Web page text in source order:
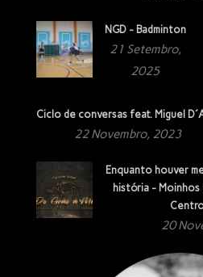
NGD - Badminton
21 Setembro,
2025
Ciclo de conversas feat. Miguel
22 Novembro, 2023
Enquanto houver
história -
20